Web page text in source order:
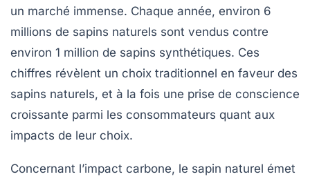
un marché immense. Chaque année, environ 6
millions de sapins naturels sont vendus contre
environ 1 million de sapins synthétiques. Ces
chiffres révèlent un choix traditionnel en faveur des
sapins naturels, et à la fois une prise de conscience
croissante parmi les consommateurs quant aux
impacts de leur choix.
Concernant l’impact carbone, le sapin naturel émet